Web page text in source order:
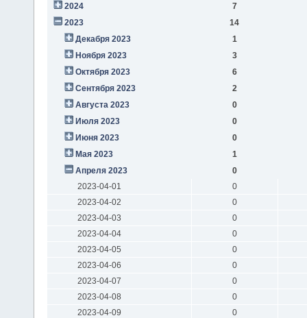
2024
7
2023
14
Декабря 2023
1
Ноября 2023
3
Октября 2023
6
Сентября 2023
2
Августа 2023
0
Июля 2023
0
Июня 2023
0
Мая 2023
1
Апреля 2023
0
2023-04-01
0
2023-04-02
0
2023-04-03
0
2023-04-04
0
2023-04-05
0
2023-04-06
0
2023-04-07
0
2023-04-08
0
2023-04-09
0